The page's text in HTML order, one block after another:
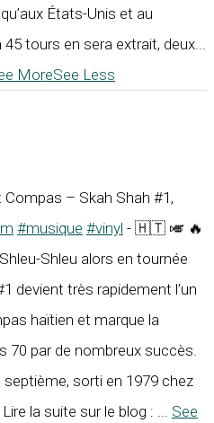
États-Unis et au
tours en sera extrait, deux...
MoreSee Less
– Skah Shah #1,
#musique #vinyl - 🇭🇹 🎺 🔥
Shleu alors en tournée
devient très rapidement l’un
haïtien et marque la
70 par de nombreux succès.
sorti en 1979 chez
la suite sur le blog :
See